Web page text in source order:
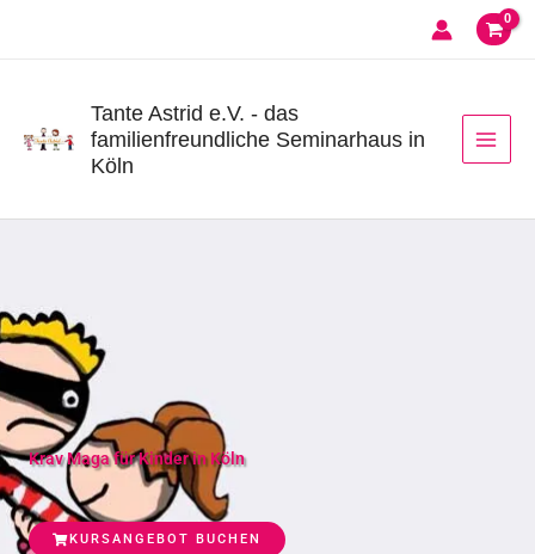
Tante Astrid e.V. - das
familienfreundliche Seminarhaus in
Köln
Krav Maga für Kinder in Köln
KURSANGEBOT BUCHEN